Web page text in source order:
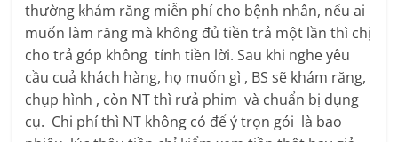
thường khám răng miễn phí cho bệnh nhân, nếu ai
muốn làm răng mà không đủ tiền trả một lần thì chị
cho trả góp không tính tiền lời. Sau khi nghe yêu
cầu cuả khách hàng, họ muốn gì , BS sẽ khám răng,
chụp hình , còn NT thì rưả phim và chuẩn bị dụng
cụ. Chi phí thì NT không có để ý trọn gói là bao